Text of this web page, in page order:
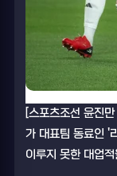
[스포츠조선 윤진
가 대표팀 동료인 '
이루지 못한 대업